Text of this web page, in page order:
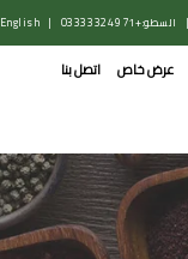
| السطو: +971 4 332 0333 |
English
عرض خاص اتصل بنا